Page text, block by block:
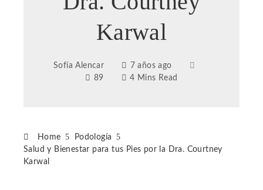
Karwal
Sofía Alencar
7 años ago
89
4 Mins Read
Home
Podología
Salud y Bienestar para tus Pies por la Dra. Courtney
Karwal